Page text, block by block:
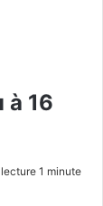
à 16
1 minute